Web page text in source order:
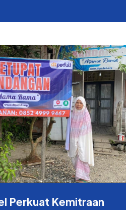
Perkuat Kemitraan